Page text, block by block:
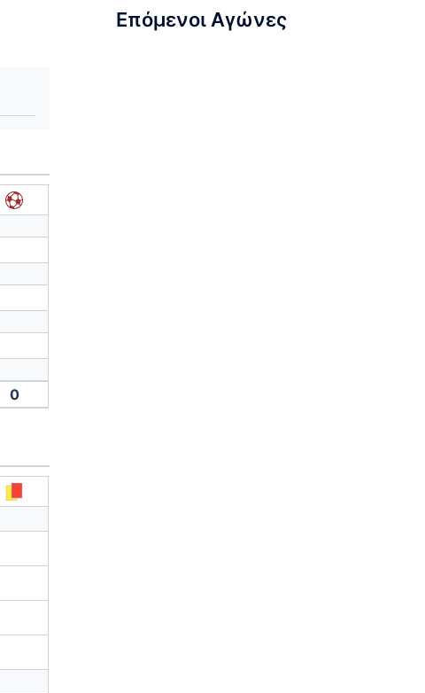
0
Επόμενοι Αγώνες